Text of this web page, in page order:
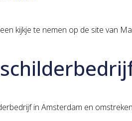
kijkje te nemen op de site van
in Amsterdam en